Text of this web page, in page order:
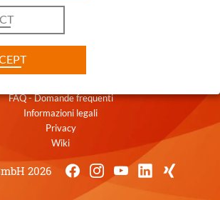
2026
FAQ - Domande frequenti
Informazioni legali
Privacy
Wiki